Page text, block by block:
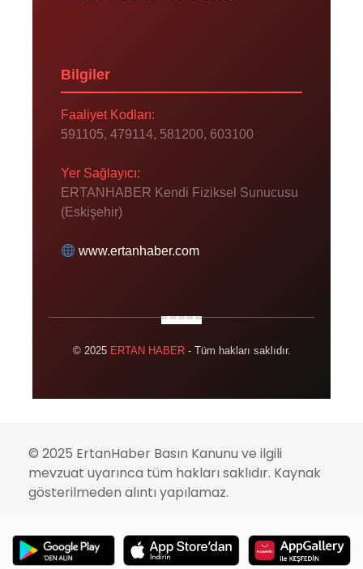
Bilgiler
Faaliyet Kodları:
591105, 479114, 581200, 603100
Yer Sağlayıcı:
ERTANHABER Kendi Fiziksel Sunucusu
(Eskişehir)
www.ertanhaber.com
© 2025 ERTAN HABER- Tüm hakları saklıdır.
© 2025 ErtanHaber Basın Kanunu ve ilgili
mevzuat uyarınca tüm hakları saklıdır. Kaynak
gösterilmeden alıntı yapılamaz.